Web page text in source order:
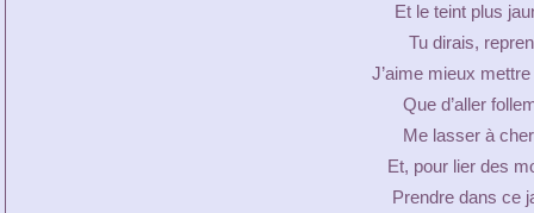
Et le teint plus
Tu dirais,
J’aime mieux
Que d’aller
Me lasser à
Et, pour lier des
Prendre dans ce